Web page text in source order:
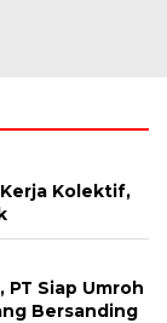
Kolektif,
PT Siap Umroh
Bersanding